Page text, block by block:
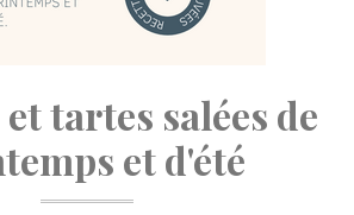
tartes salées de
et d'été